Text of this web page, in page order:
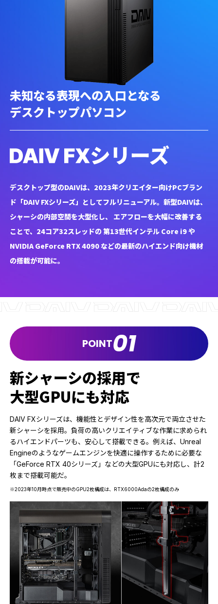
未知なる表現への入口となる
デスクトップパソコン
デスクトップ型のDAIVは、2023年クリエイター向けPCブラン
ド「DAIV FXシリーズ」としてフルリニューアル。 新型DAIVは、
シャーシの内部空間を大型化し、
エアフローを大幅に改善する
ことで、24コア32スレッドの 第13世代インテル Core i9 や
NVIDIA GeForce RTX 4090などの最新のハイエンド向け機材
の搭載が可能に。
POINT01
新シャーシの採用で
大型GPUにも対応
DAIV FXシリーズは、機能性とデザイン性を高次元で両立させた
新シャーシを採用。負荷の高いクリエイティブな作業に求められ
るハイエンドパーツも、安心して搭載できる。例えば、Unreal
Engineのようなゲームエンジンを快適に操作するために必要な
「GeForce RTX 40シリーズ」などの大型GPUにも対応し、計2
枚まで搭載可能だ。
※2023年10月時点で販売中のGPU2枚構成は、RTX6000Adaの2枚構成のみ